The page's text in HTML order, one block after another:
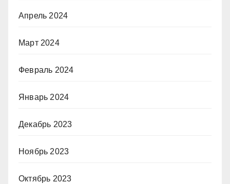
Апрель 2024
Март 2024
Февраль 2024
Январь 2024
Декабрь 2023
Ноябрь 2023
Октябрь 2023